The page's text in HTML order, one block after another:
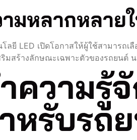
มหลากหลาย
โลยี LED เปิดโอกาสให้ผู้ใช้สามารถ
ริมสร้างลักษณะเฉพาะตัวของรถยนต์
ความรู้
หรับรถ